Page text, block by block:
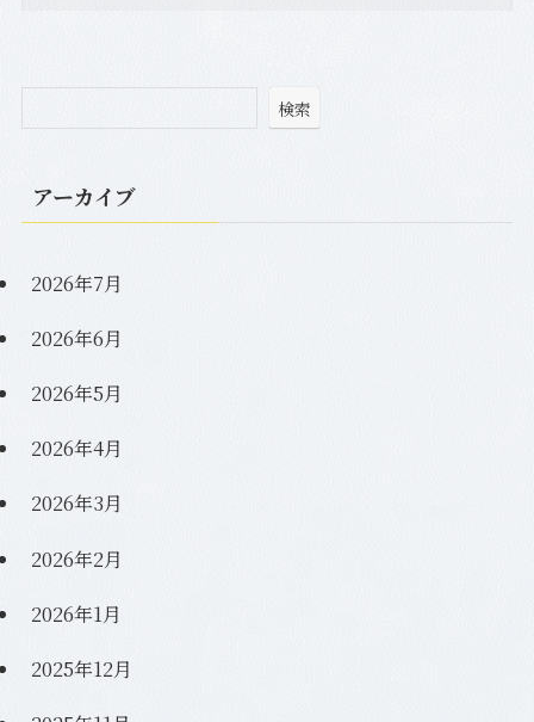
検索
アーカイブ
2026年7月
2026年6月
2026年5月
2026年4月
2026年3月
2026年2月
2026年1月
2025年12月